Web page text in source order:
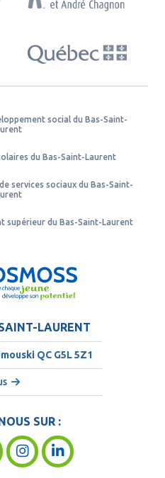
social du Bas-Saint-
du Bas-Saint-Laurent
services sociaux du Bas-Saint-
supérieur du Bas-Saint-Laurent
LAURENT
QC G5L 5Z1
SUR :